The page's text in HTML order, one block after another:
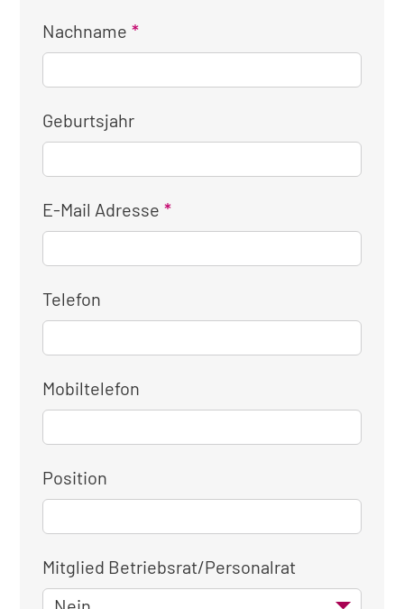
Nachname
Geburtsjahr
E-Mail Adresse
Telefon
Mobiltelefon
Position
Mitglied Betriebsrat/Personalrat